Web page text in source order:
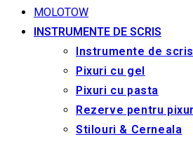
MOLOTOW
INSTRUMENTE DE SCRIS
Instrumente de
Pixuri cu gel
Pixuri cu pasta
Rezerve pentru
Stilouri & Сerneala